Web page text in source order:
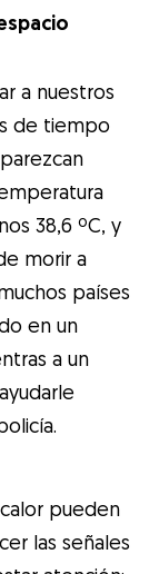
a nuestros
de tiempo
38,6 ºC, y
morir a
países
en un
a un
pueden
las señales